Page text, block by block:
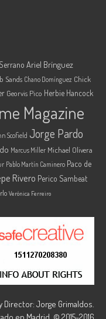
Ariel Brínguez
Sands Chano Domínguez Chick
Georvis Pico Herbie Hancock
Magazine
Scofield Jorge Pardo
Marcus Miller Michael Olivera
Pablo Martín Caminero Paco de
Rivero Perico Sambeat
Verónica Ferreiro
Director: Jorge Grimaldos.